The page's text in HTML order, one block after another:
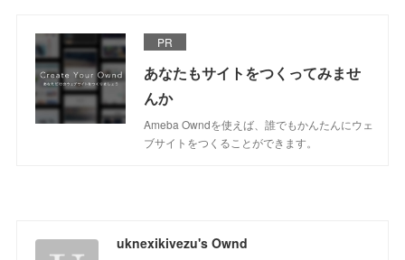
PR
あなたもサイトをつくってみませ
んか
Ameba Owndを使えば、誰でもかんたんにウェ
ブサイトをつくることができます。
uknexikivezu's Ownd